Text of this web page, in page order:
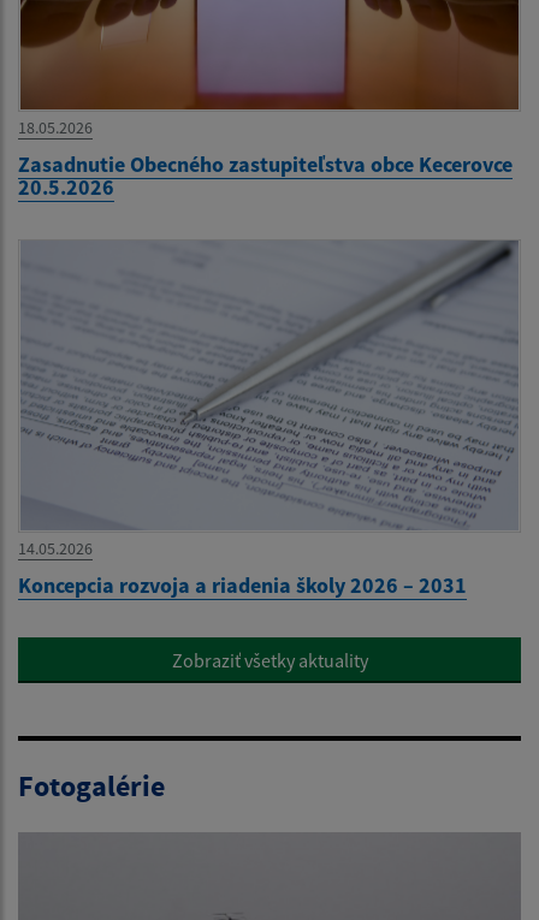
18.05.2026
Zasadnutie Obecného zastupiteľstva obce Kecerovce
20.5.2026
14.05.2026
Koncepcia rozvoja a riadenia školy 2026 – 2031
Zobraziť všetky aktuality
Fotogalérie